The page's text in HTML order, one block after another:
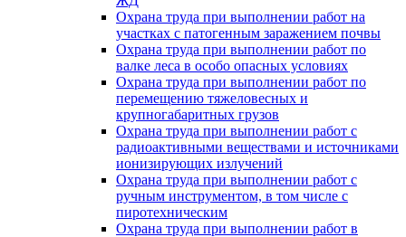
Охрана труда при выполнении работ на
участках с патогенным заражением почвы
Охрана труда при выполнении работ по
валке леса в особо опасных условиях
Охрана труда при выполнении работ по
перемещению тяжеловесных и
крупногабаритных грузов
Охрана труда при выполнении работ с
радиоактивными веществами и источниками
ионизирующих излучений
Охрана труда при выполнении работ с
ручным инструментом, в том числе с
пиротехническим
Охрана труда при выполнении работ в